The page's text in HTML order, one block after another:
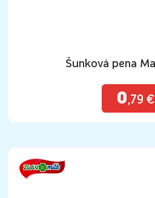
Šunková pena
0 ,79 €